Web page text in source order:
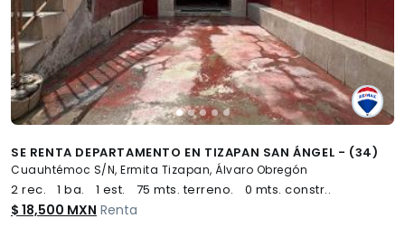
SE RENTA DEPARTAMENTO EN TIZAPAN SAN ÁNGEL - (34)
Cuauhtémoc S/N, Ermita Tizapan, Álvaro Obregón
2 rec. 1 ba. 1 est. 75 mts. terreno. 0 mts. constr..
$ 18,500 MXN Renta